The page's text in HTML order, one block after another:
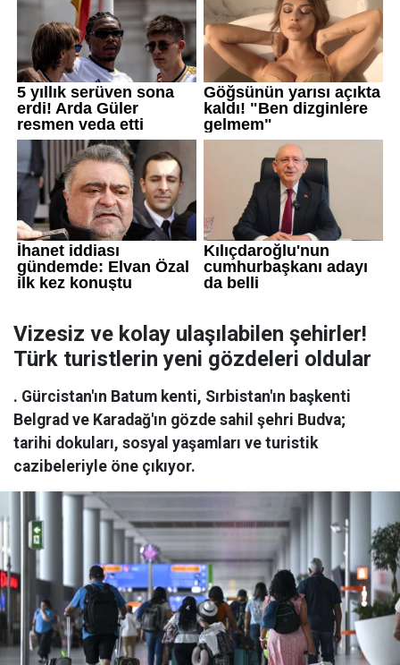
Vizesiz ve kolay ulaşılabilen şehirler!
Türk turistlerin yeni gözdeleri oldular
. Gürcistan'ın Batum kenti, Sırbistan'ın başkenti
Belgrad ve Karadağ'ın gözde sahil şehri Budva;
tarihi dokuları, sosyal yaşamları ve turistik
cazibeleriyle öne çıkıyor.